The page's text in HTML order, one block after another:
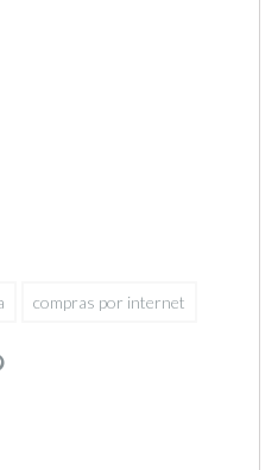
compras por internet
Pinterest